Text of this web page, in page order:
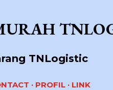
TNLogistic
PROFIL LINK